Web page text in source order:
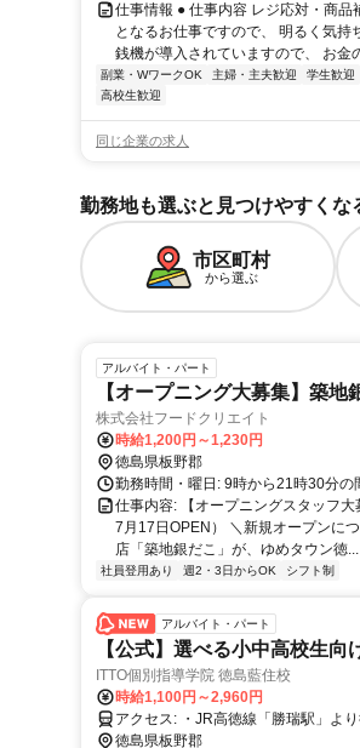
仕事情報 ● 仕事内容 レジ応対・商
となるお仕事ですので、 明るく気
銭機が導入されていますので、 お金
副業・WワークOK 主婦・主夫歓迎 学生歓迎
高校生歓迎
同じ企業の求人
勤務地も選ぶと見つけやすくな
市区町村
から選ぶ
アルバイト・パート
【オープニング大募集】築
株式会社フードクリエイト
時給1,200円～1,230円
徳島県板野郡
勤務時間・曜日: 9時から21時30分の
仕事内容: 【オープニングスタッフ
7月17日OPEN） ＼新規オープンに
店「築地銀だこ」が、ゆめタウン徳...
社員登用あり 週2・3日からOK シフト制
アルバイト・パート
【公式】選べる小中高校生
ITTO個別指導学院 徳島藍住校
時給1,100円～2,960円
アクセス: ・JR高徳線「勝瑞
徳島県板野郡